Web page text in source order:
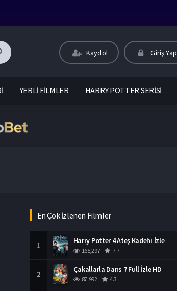
Kaydol Giriş Yap
YERLİ FİLMLER HARRY POTTER SERİSİ
En Çok İzlenen Filmler
1 Harry Potter 4 Ateş Kadehi İzle
165,297 7.7
2 Çakallarla Dans 7 Full İzle HD
87,992 4.3